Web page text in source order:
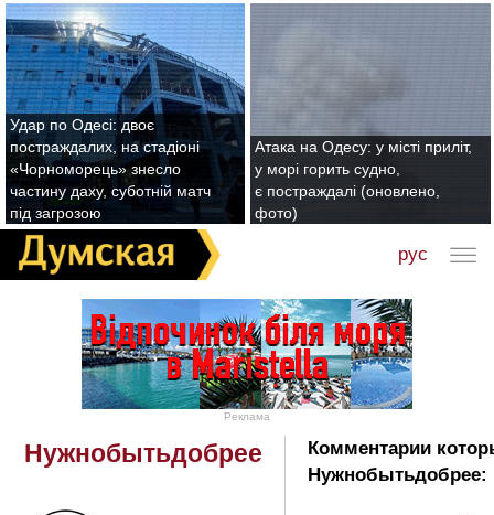
Удар по Одесі: двоє
постраждалих, на стадіоні
«Чорноморець» знесло
частину даху, суботній матч
під загрозою
Атака на Одесу: у місті приліт,
у морі горить судно,
є постраждалі (оновлено,
фото)
рус
Реклама
Нужнобытьдобрее
Комментарии
Нужнобытьдобрее: